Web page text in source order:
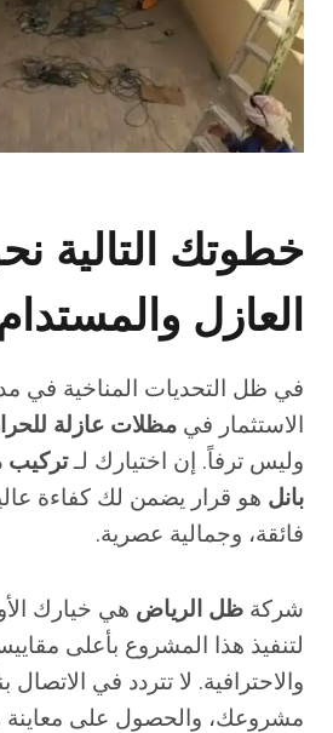
خطوتك التالية
العازل
في ظل التحديات المناخية في
الاستثمار في مظلات عازلة
وليس ترفاً. إن اختيارك لـ
بانل هو قرار يضمن لك كفاءة
فائقة، وجمالية عصرية.
شركة ظل الرياض هي خيارك
لتنفيذ هذا المشروع بأعلى
والاحترافية. لا تتردد في الاتصال
مشروعك، والحصول على معاينة